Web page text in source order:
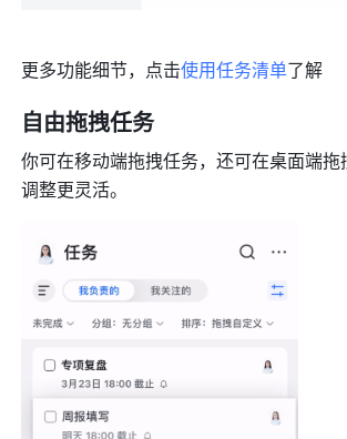
更多功能细节，点击使用任务清单了解
自由拖拽任务
你可在移动端拖拽任务，还可在桌面端
调整更灵活。